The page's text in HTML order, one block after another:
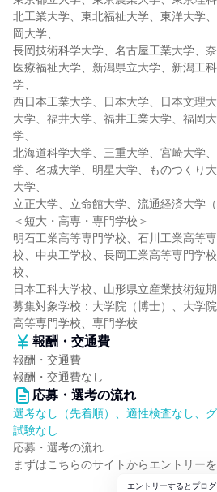
北工業大学、東北福祉大学、東洋大学
岡大学、
長岡技術科学大学、名古屋工業大学、
医療福祉大学、新潟県立大学、新潟工
学、
西日本工業大学、日本大学、日本文理
大学、福井大学、福井工業大学、福岡
学、
北海道科学大学、三重大学、宮崎大学
学、名城大学、明星大学、ものつくり
大学、
立正大学、立命館大学、流通経済大学
＜短大・高専・専門学校＞
明石工業高等専門学校、石川工業高等
校、中央工学校、長岡工業高等専門学
校、
日本工科大学校、山形県立産業技術短
募集対象学校：大学院（博士）、大学
高等専門学校、専門学校
報酬・交通費
報酬・交通費
報酬・交通費なし
応募・選考の流れ
選考なし（先着順）、適性検査なし、
試験なし
応募・選考の流れ
まずはこちらのサイトからエントリーを
エントリーするとプロ